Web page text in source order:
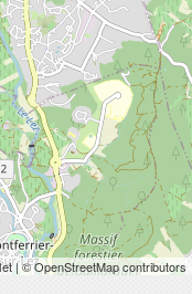
| © OpenStreetMap contributors